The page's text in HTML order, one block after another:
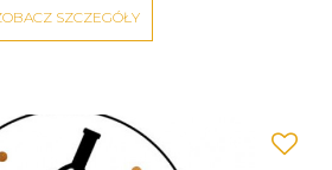
SZCZEGÓŁY